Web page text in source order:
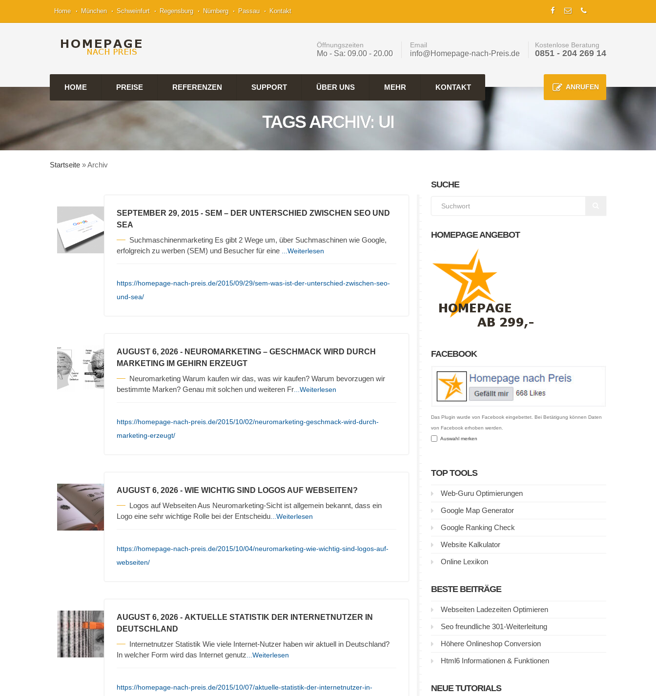
Home München Schweinfurt Regensburg Nürnberg Passau Kontakt
Öffnungszeiten
Mo - Sa: 09.00 - 20.00
Email
info@Homepage-nach-Preis.de
Kostenlose Beratung
0851 - 204 269 14
HOME PREISE REFERENZEN SUPPORT ÜBER UNS MEHR KONTAKT ANRUFEN
TAGS ARCHIV: UI
Startseite »Archiv
SEPTEMBER 29, 2015 - SEM – DER UNTERSCHIED ZWISCHEN SEO UND
SEA
Suchmaschinenmarketing Es gibt 2 Wege um, über Suchmaschinen wie Google,
erfolgreich zu werben (SEM) und Besucher für eine
...Weiterlesen
https://homepage-nach-preis.de/2015/09/29/sem-was-ist-der-unterschied-zwischen-seo-
und-sea/
AUGUST 6, 2026 - NEUROMARKETING – GESCHMACK WIRD DURCH
MARKETING IM GEHIRN ERZEUGT
Neuromarketing Warum kaufen wir das, was wir kaufen? Warum bevorzugen wir
bestimmte Marken? Genau mit solchen und weiteren Fr ...Weiterlesen
https://homepage-nach-preis.de/2015/10/02/neuromarketing-geschmack-wird-durch-
marketing-erzeugt/
AUGUST 6, 2026 - WIE WICHTIG SIND LOGOS AUF WEBSEITEN?
Logos auf Webseiten Aus Neuromarketing-Sicht ist allgemein bekannt, dass ein
Logo eine sehr wichtige Rolle bei der Entscheidu ...Weiterlesen
https://homepage-nach-preis.de/2015/10/04/neuromarketing-wie-wichtig-sind-logos-auf-
webseiten/
AUGUST 6, 2026 - AKTUELLE STATISTIK DER INTERNETNUTZER IN
DEUTSCHLAND
Internetnutzer Statistik Wie viele Internet-Nutzer haben wir aktuell in Deutschland?
In welcher Form wird das Internet genutz ...Weiterlesen
https://homepage-nach-preis.de/2015/10/07/aktuelle-statistik-der-internetnutzer-in-
SUCHE
HOMEPAGE ANGEBOT
FACEBOOK
Das Plugin wurde von Facebook eingebettet. Bei Betätigung können Daten
von Facebook erhoben werden.
Auswahl merken
TOP TOOLS
Web-Guru Optimierungen
Google Map Generator
Google Ranking Check
Website Kalkulator
Online Lexikon
BESTE BEITRÄGE
Webseiten Ladezeiten Optimieren
Seo freundliche 301-Weiterleitung
Höhere Onlineshop Conversion
Html6 Informationen & Funktionen
NEUE TUTORIALS